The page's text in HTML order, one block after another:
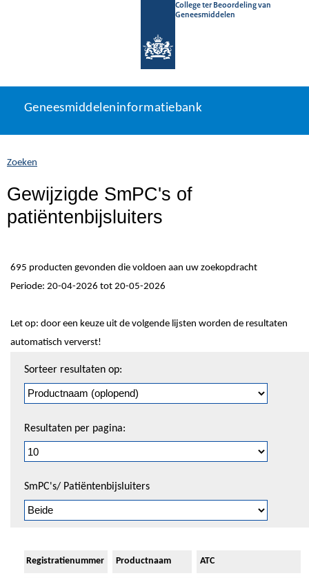
College ter Beoordeling van
Geneesmiddelen
naar
Geneesmiddeleninformatiebank
U
zich
hier:
Geneesmiddeleninformatiebank
Zoeken
Gewijzigde SmPC's of
patiëntenbijsluiters
695 producten gevonden die voldoen aan uw zoekopdracht
Periode: 20-04-2026 tot 20-05-2026
Let op: door een keuze uit de volgende lijsten worden de resultaten
automatisch ververst!
pagineren
Sorteer resultaten op:
Resultaten per pagina:
SmPC's/ Patiëntenbijsluiters
Registratienummer Productnaam ATC